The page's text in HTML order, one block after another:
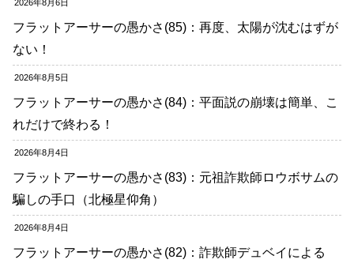
2026年8月6日
フラットアーサーの愚かさ(85)：再度、太陽が沈むはずが
ない！
2026年8月5日
フラットアーサーの愚かさ(84)：平面説の崩壊は簡単、こ
れだけで終わる！
2026年8月4日
フラットアーサーの愚かさ(83)：元祖詐欺師ロウボサムの
騙しの手口（北極星仰角）
2026年8月4日
フラットアーサーの愚かさ(82)：詐欺師デュベイによる